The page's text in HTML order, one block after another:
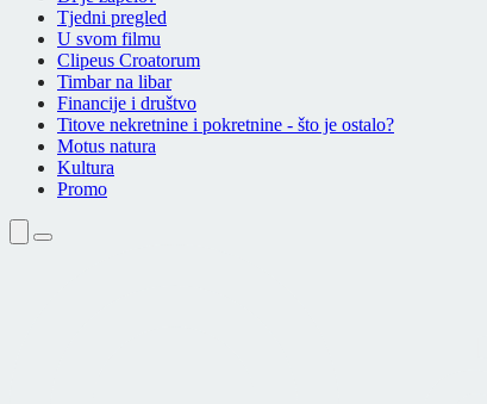
Tjedni pregled
U svom filmu
Clipeus Croatorum
Timbar na libar
Financije i društvo
Titove nekretnine i pokretnine - što je ostalo?
Motus natura
Kultura
Promo